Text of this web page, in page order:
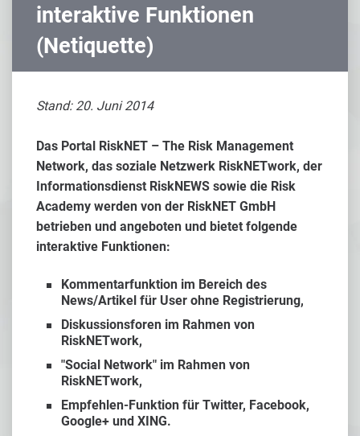
interaktive Funktionen
(Netiquette)
Stand: 20. Juni 2014
Das Portal RiskNET – The Risk Management
Network, das soziale Netzwerk RiskNETwork, der
Informationsdienst RiskNEWS sowie die Risk
Academy werden von der RiskNET GmbH
betrieben und angeboten und bietet folgende
interaktive Funktionen:
Kommentarfunktion im Bereich des
News/Artikel für User ohne Registrierung,
Diskussionsforen im Rahmen von
RiskNETwork,
"Social Network" im Rahmen von
RiskNETwork,
Empfehlen-Funktion für Twitter, Facebook,
Google+ und XING.